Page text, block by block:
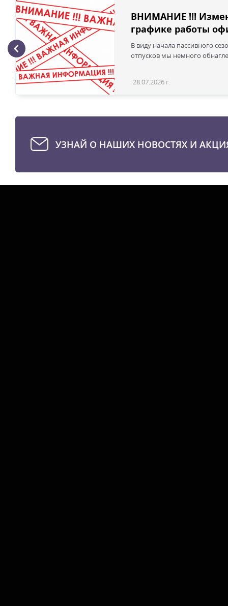
ВНИМАНИЕ !!!
графике работы
В виду начала пассивного
отпусков мы немного
28.07.2026 г.
УЗНАЙ О НАШИХ НОВОСТЯХ И